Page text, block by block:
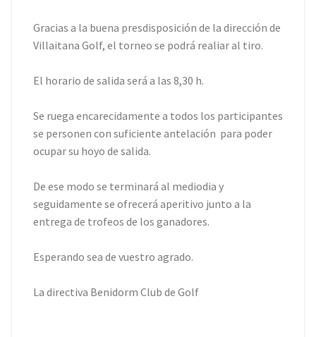
Gracias a la buena presdisposición de la dirección de
Villaitana Golf, el torneo se podrá realiar al tiro.
El horario de salida será a las 8,30 h.
Se ruega encarecidamente a todos los participantes
se personen con suficiente antelación para poder
ocupar su hoyo de salida.
De ese modo se terminará al mediodia y
seguidamente se ofrecerá aperitivo junto a la
entrega de trofeos de los ganadores.
Esperando sea de vuestro agrado.
La directiva Benidorm Club de Golf